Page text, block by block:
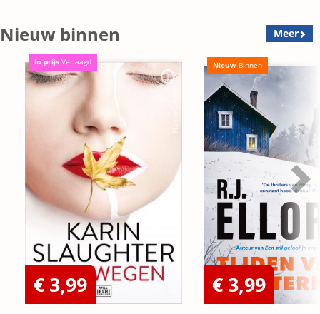
Nieuw binnen Meer
In prijs Verlaagd
€ 3,99
Nieuw Binnen
€ 3,99